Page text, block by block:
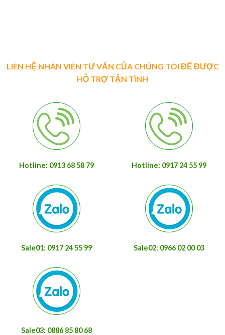
LIÊN HỆ NHÂN VIÊN TƯ VẤN CỦA CHÚNG TÔI ĐỂ ĐƯỢC
HỖ TRỢ TẬN TÌNH
Hotline: 0913 68 58 79 Hotline: 0917 24 55 99
Sale01: 0917 24 55 99 Sale02: 0966 02 00 03
Sale03: 0886 85 80 68